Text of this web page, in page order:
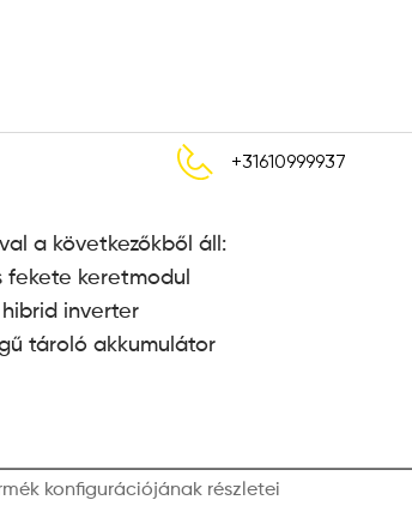
+31610999937
a következőkből áll:
fekete keretmodul
hibrid inverter
tároló akkumulátor
konfigurációjának részletei